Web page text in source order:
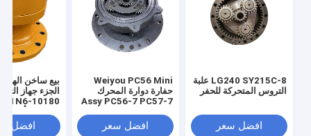
LG240 SY215C-8 علبة
التروس المتحركة للحفر
افضل سعر
Weiyou PC56 Mini
حفارة دوارة المحرك
Assy PC56-7 PC57-7
60-13201 علبة تروس
دوارة
افضل سعر
بيع ساخن
31N6-10180
التروسافضل